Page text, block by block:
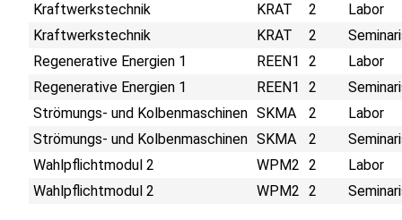
Kraftwerkstechnik
KRAT 2
Labor
Kraftwerkstechnik
KRAT 2
Regenerative Energien 1
REEN1 2
Labor
Regenerative Energien 1
REEN1 2
Strömungs- und Kolbenmaschinen SKMA 2
Labor
Strömungs- und Kolbenmaschinen SKMA 2
Wahlpflichtmodul 2
WPM2 2
Labor
Wahlpflichtmodul 2
WPM2 2